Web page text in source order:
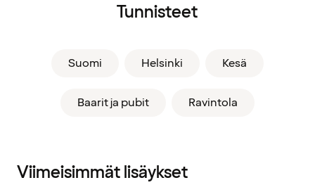
Tunnisteet
Suomi Helsinki Kesä
Baarit ja pubit Ravintola
Viimeisimmät lisäykset